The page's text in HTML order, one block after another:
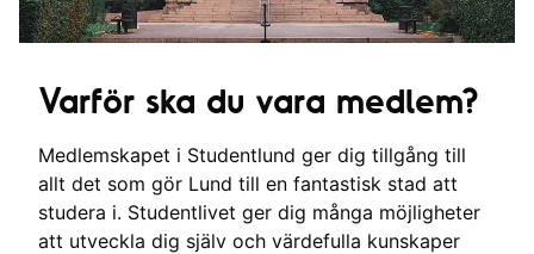
Varför ska du vara medlem?
Medlemskapet i Studentlund ger dig tillgång till
allt det som gör Lund till en fantastisk stad att
studera i. Studentlivet ger dig många möjligheter
att utveckla dig själv och värdefulla kunskaper